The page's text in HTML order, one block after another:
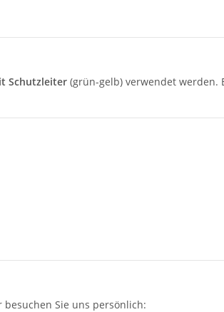
Schutzleiter (grün-gelb) verwendet werden.
Sie uns persönlich: